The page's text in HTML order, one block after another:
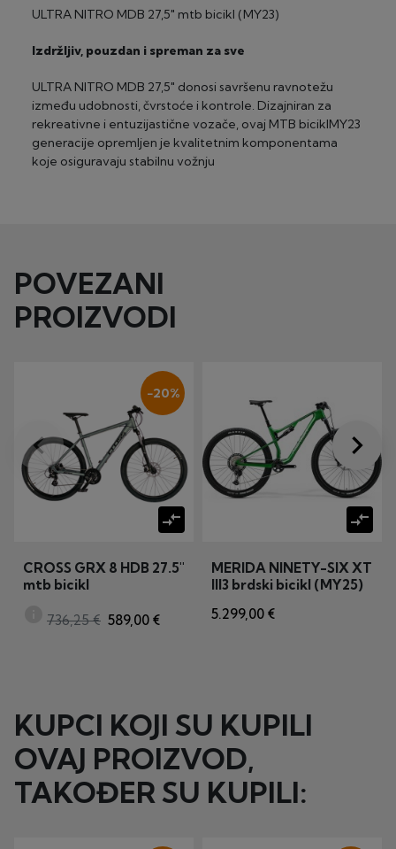
2-24 rate, minimalni iznos 100 €
Visa Premium Gold (Privredna banka Zagreb)
2-24 rate, minimalni iznos 100 €
do 5 radnih dana) - izuzetak su dostave na otoke
ULTRA NITRO MDB 27,5" mtb bicikl (MY23)
Izdržljiv, pouzdan i spreman za sve
ULTRA NITRO MDB 27,5" donosi savršenu ravnotežu
između udobnosti, čvrstoće i kontrole. Dizajniran za
rekreativne i entuzijastične vozače, ovaj MTB biciklMY23
generacije opremljen je kvalitetnim komponentama
koje osiguravaju stabilnu vožnju
POVEZANI
PROIZVODI
−20%
compare_arrows
CROSS GRX 8 HDB 27.5"
mtb bicikl
736,25 € 589,00 €
compare_arrows
MERIDA NINETY-SIX XT
III3 brdski bicikl (MY25)
5.299,00 €
Prije
keyboard_arrow_left Dalje
keyboard_arrow_right
KUPCI KOJI SU KUPILI
OVAJ PROIZVOD,
TAKOĐER SU KUPILI: